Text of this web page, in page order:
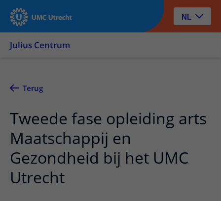
NL
Julius Centrum
Terug
Tweede fase opleiding arts
Maatschappij en
Gezondheid bij het UMC
Utrecht